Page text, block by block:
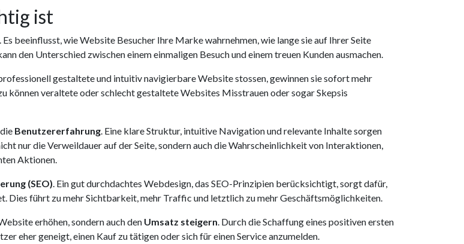
ist
beeinflusst, wie Website Besucher Ihre Marke wahrnehmen, wie lange sie auf Ihrer Seite
den Unterschied zwischen einem einmaligen Besuch und einem treuen Kunden ausmachen.
gestaltete und intuitiv navigierbare Website stossen, gewinnen sie sofort mehr
können veraltete oder schlecht gestaltete Websites Misstrauen oder sogar Skepsis
Benutzererfahrung. Eine klare Struktur, intuitive Navigation und relevante Inhalte sorgen
nur die Verweildauer auf der Seite, sondern auch die Wahrscheinlichkeit von Interaktionen,
Aktionen.
(SEO). Ein gut durchdachtes Webdesign, das SEO-Prinzipien berücksichtigt, sorgt dafür,
Dies führt zu mehr Sichtbarkeit, mehr Traffic und letztlich zu mehr Geschäftsmöglichkeiten.
erhöhen, sondern auch den Umsatz steigern. Durch die Schaffung eines positiven ersten
eher geneigt, einen Kauf zu tätigen oder sich für einen Service anzumelden.